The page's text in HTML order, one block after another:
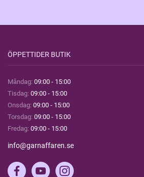
ÖPPETTIDER BUTIK
Måndag: 09:00 - 15:00
Tisdag: 09:00 - 15:00
Onsdag: 09:00 - 15:00
Torsdag: 09:00 - 15:00
Fredag: 09:00 - 15:00
info@garnaffaren.se